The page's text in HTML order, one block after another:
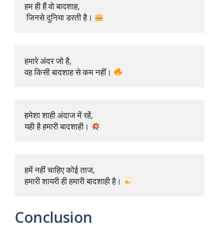
हम ही हैं वो बादशाह,
जिनसे दुनिया डरती है।
हमारे अंदर जो है,
वह किसी बादशाह से कम नहीं।
हमेशा शाही अंदाज में रहें,
यही है हमारी बादशाही।
हमें नहीं चाहिए कोई ताज,
हमारी शायरी ही हमारी बादशाही है।
Conclusion